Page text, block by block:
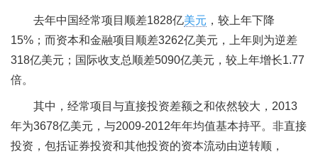
去年中国经常项目顺差1828亿美元 ，较上年下降
15%；而资本和金融项目顺差3262亿美元，上年则为逆差
318亿美元；国际收支总顺差5090亿美元，较上年增长1.77
倍。
其中，经常项目与直接投资差额之和依然较大，2013
年为3678亿美元，与2009-2012年年均值基本持平。非直接
投资，包括证券投资和其他投资的资本流动由逆转顺，